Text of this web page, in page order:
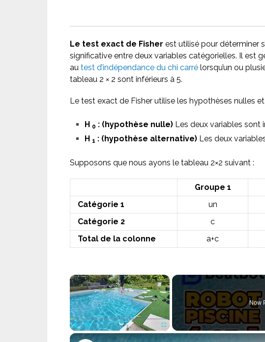
Le test exact de Fisher est utilisé pour déterminer
significative entre deux variables catégorielles. Il est
au test d’indépendance du chi carré lorsqu’un ou
tableau 2 × 2 sont inférieurs à 5.
Le test exact de Fisher utilise les hypothèses nulles
H 0 : (hypothèse nulle) Les deux variables sont
H 1 : (hypothèse alternative) Les deux
Supposons que nous ayons le tableau 2×2 suivant :
Groupe 1
Catégorie 1
un
Catégorie 2
c
Total de la colonne
a+c
×
Now